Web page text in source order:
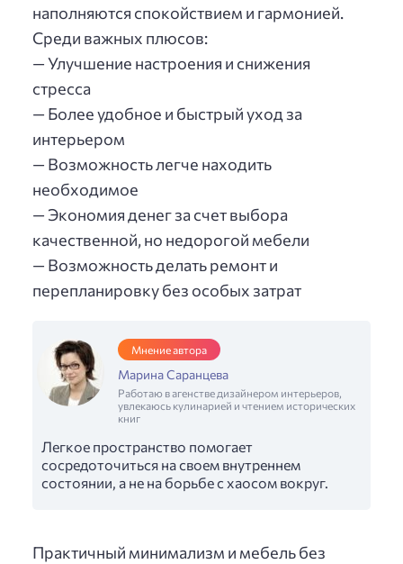
наполняются спокойствием и гармонией.
Среди важных плюсов:
— Улучшение настроения и снижения
стресса
— Более удобное и быстрый уход за
интерьером
— Возможность легче находить
необходимое
— Экономия денег за счет выбора
качественной, но недорогой мебели
— Возможность делать ремонт и
перепланировку без особых затрат
Мнение автора
Марина Саранцева
Работаю в агенстве дизайнером интерьеров,
увлекаюсь кулинарией и чтением исторических
книг
Легкое пространство помогает
сосредоточиться на своем внутреннем
состоянии, а не на борьбе с хаосом вокруг.
Практичный минимализм и мебель без